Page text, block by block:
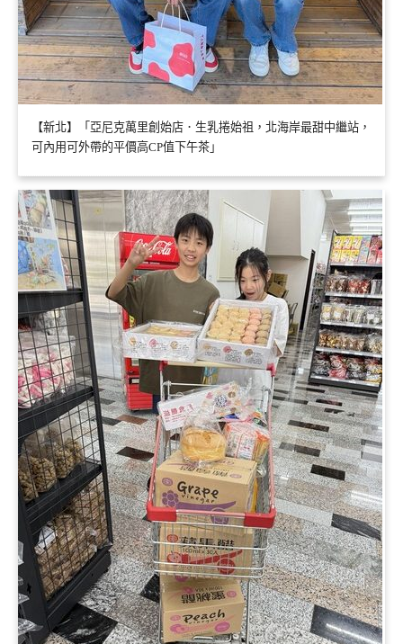
【新北】「亞尼克萬里創始店．生乳捲始祖，北海岸最甜中繼站，
可內用可外帶的平價高CP值下午茶」